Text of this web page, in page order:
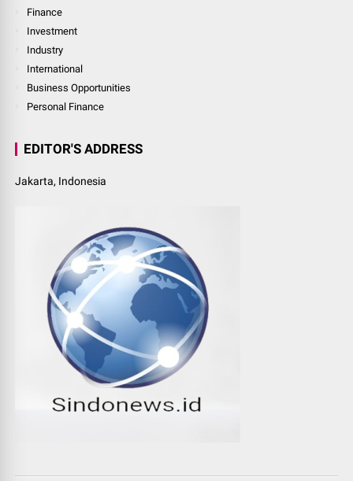
Finance
Investment
Industry
International
Business Opportunities
Personal Finance
EDITOR'S ADDRESS
Jakarta, Indonesia